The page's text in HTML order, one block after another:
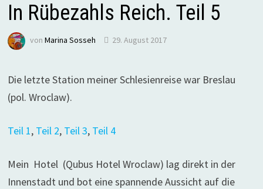
In Rübezahls Reich. Teil 5
von Marina Sosseh 29. August 2017
Die letzte Station meiner Schlesienreise war Breslau
(pol. Wroclaw).
Teil 1, Teil 2, Teil 3, Teil 4
Mein Hotel (Qubus Hotel Wroclaw) lag direkt in der
Innenstadt und bot eine spannende Aussicht auf die